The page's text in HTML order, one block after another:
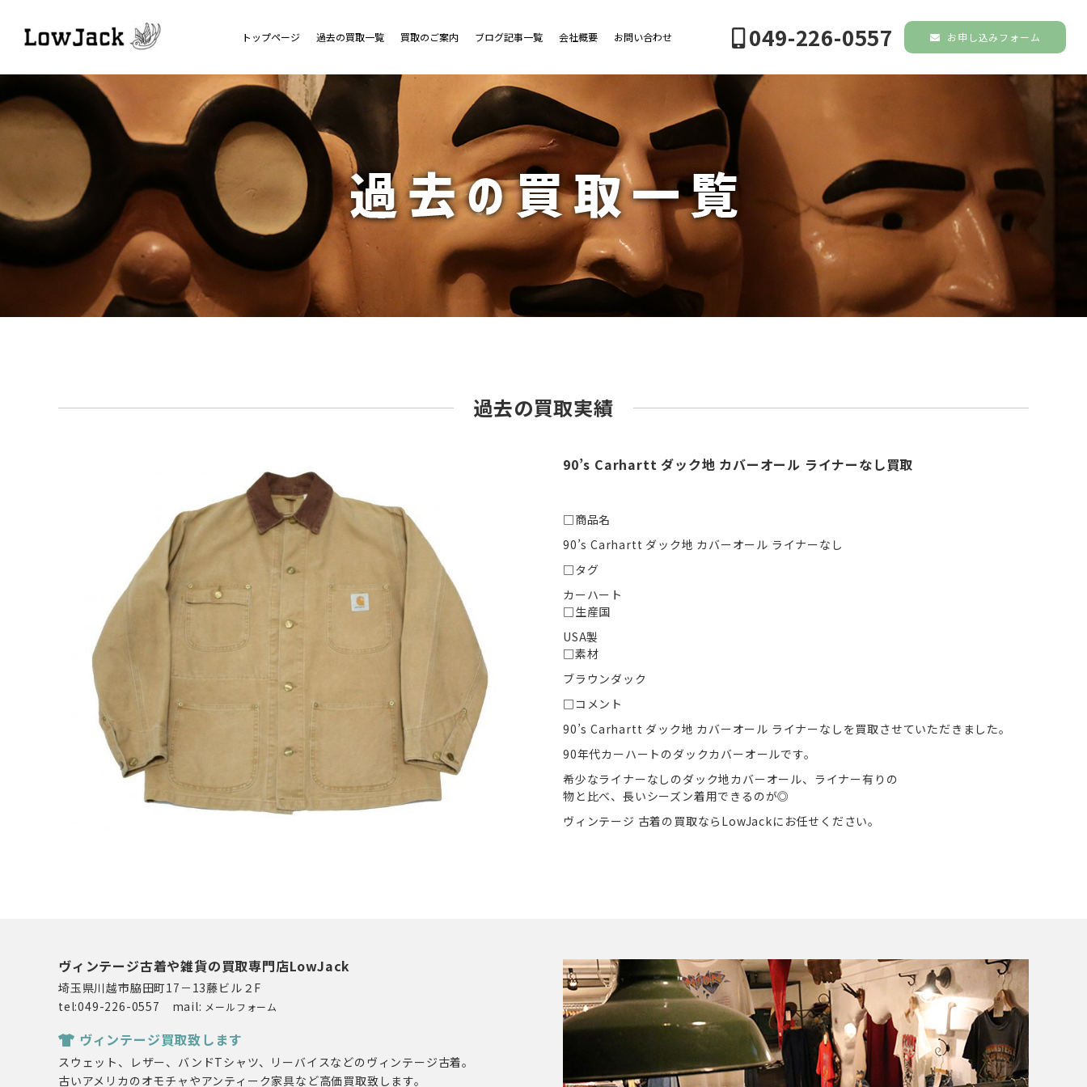
トップページ 過去の買取一覧 買取のご案内 ブログ記事一覧 会社概要 お問い合わせ 049-226-0557 お申し込みフォーム
過去の買取実績
90’s Carhartt ダック地 カバーオール ライナーなし買取
□商品名
90’s Carhartt ダック地 カバーオール ライナーなし
□タグ
カーハート
□生産国
USA製
□素材
ブラウンダック
□コメント
90’s Carhartt ダック地 カバーオール ライナーなしを買取させていただきました。
90年代カーハートのダックカバーオールです。
希少なライナーなしのダック地カバーオール、ライナー有りの
物と比べ、長いシーズン着用できるのが◎
ヴィンテージ 古着の買取ならLowJackにお任せください。
ヴィンテージ古着や雑貨の買取専門店LowJack
埼玉県川越市脇田町17－13藤ビル２F
tel:049-226-0557 mail: メールフォーム
ヴィンテージ買取致します
スウェット、レザー、バンドTシャツ、リーバイスなどのヴィンテージ古着。
古いアメリカのオモチャやアンティーク家具など高価買取致します。